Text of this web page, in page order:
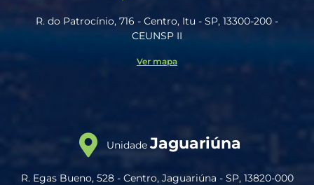
R. do Patrocínio, 716 - Centro, Itu - SP, 13300-200 -
CEUNSP II
Ver mapa
Unidade Jaguariúna
R. Egas Bueno, 528 - Centro, Jaguariúna - SP, 13820-000